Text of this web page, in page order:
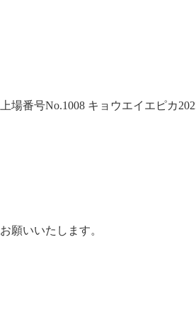
番号No.1008 キョウエイエピカ
願いいたします。